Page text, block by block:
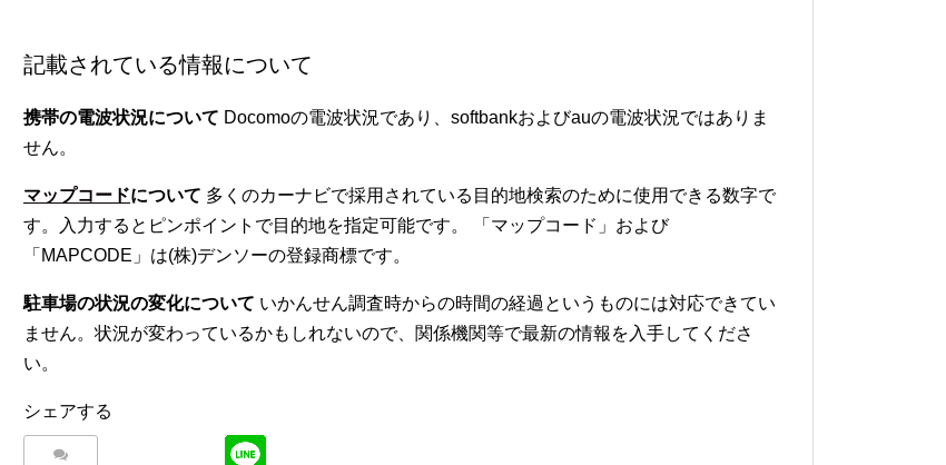
記載されている情報について
携帯の電波状況について Docomoの電波状況であり、softbankおよびauの電波状況ではありま
せん。
マップコードについて 多くのカーナビで採用されている目的地検索のために使用できる数字で
す。入力するとピンポイントで目的地を指定可能です。 「マップコード」および
「MAPCODE」は(株)デンソーの登録商標です。
駐車場の状況の変化について いかんせん調査時からの時間の経過というものには対応できてい
ません。状況が変わっているかもしれないので、関係機関等で最新の情報を入手してくださ
い。
シェアする